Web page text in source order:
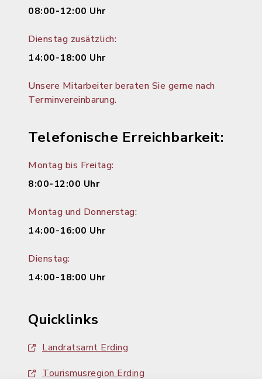
08:00-12:00 Uhr
Dienstag zusätzlich:
14:00-18:00 Uhr
Unsere Mitarbeiter beraten Sie gerne nach
Terminvereinbarung.
Telefonische Erreichbarkeit:
Montag bis Freitag:
8:00-12:00 Uhr
Montag und Donnerstag:
14:00-16:00 Uhr
Dienstag:
14:00-18:00 Uhr
Quicklinks
Landratsamt Erding
Tourismusregion Erding